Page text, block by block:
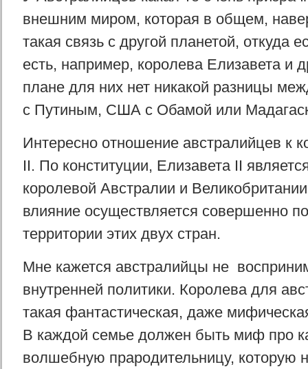
внешним миром, которая в общем,
такая связь с другой планетой, откуда
есть, например, королева Елизавета и
плане для них нет никакой разницы
с Путиным, США с Обамой или
Интересно отношение австралийцев к
II. По конституции, Елизавета II
королевой Австралии и
влияние осуществляется совершенно
территории этих двух стран.
Мне кажется австралийцы не
внутренней политики. Королева для
такая фантастическая, даже
В каждой семье должен быть миф про
волшебную прародительницу, которую